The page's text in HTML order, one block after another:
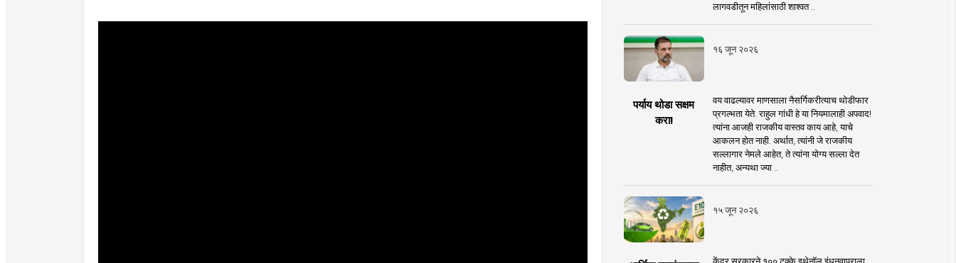
लागवडीतून महिलांसाठी शाश्वत ..
१६ जून २०२६
पर्याय थोडा सक्षम
करा!
वय वाढल्यावर माणसाला नैसर्गिकरीत्याच थोडीफार
प्रगल्भता येते. राहुल गांधी हे या नियमालाही अपवाद!
त्यांना आजही राजकीय वास्तव काय आहे, याचे
आकलन होत नाही. अर्थात, त्यांनी जे राजकीय
सल्लागार नेमले आहेत, ते त्यांना योग्य सल्ला देत
नाहीत, अन्यथा ज्या ..
१५ जून २०२६